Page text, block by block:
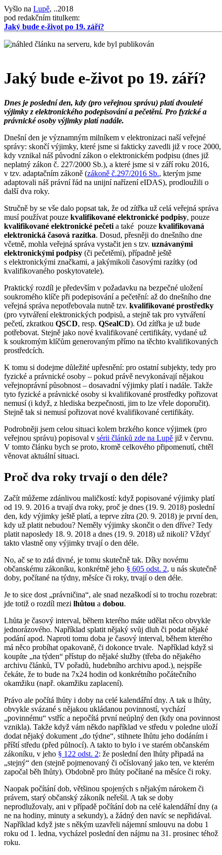
Vyšlo na Lupě, ..2018
pod redakčním titulkem:
Jaký bude e-život po 19. září?
Jaký bude e-život po 19. září?
Dnes je poslední den, kdy (pro veřejnou správu) platí dvouleté
výjimky z elektronického podepisování a pečetění. Pro fyzické a
právnické osoby výjimky platí nadále.
Dnešní den je významným milníkem v elektronizaci naší veřejné
správy: skončí výjimky, které jsme si fakticky zavedli již v roce 2000,
kdy vznikal náš původní zákon o elektronickém podpisu (dnes již
neplatný zákon č. 227/2000 Sb.), a které jsme si v září roku 2016,
v tzv. adaptačním zákoně (zákoně č.297/2016 Sb., kterým jsme
adaptovali náš právní řád na unijní nařízení eIDAS), prodloužili o
další dva roky.
Stručně by se vše dalo popsat tak, že od zítřka už celá veřejná správa
musí používat pouze kvalifikované elektronické podpisy, pouze
kvalifikované elektronické pečeti a také pouze kvalifikovaná
elektronická časová razítka. Dosud, přesněji do dnešního dne
včetně, mohla veřejná správa vystačit jen s tzv. uznávanými
elektronickými podpisy (či pečetěmi), případně ještě
s elektronickými značkami, a jakýmikoli časovými razítky (od
kvalifikovaného poskytovatele).
Praktický rozdíl je především v požadavku na bezpečné uložení
soukromého klíče při podepisování a pečetění: až do dnešního dne
veřejná správa nepotřebovala nutně tzv. kvalifikované prostředky
(pro vytváření elektronických podpisů, a stejně tak pro vytváření
pečetí, zkratkou QSCD, resp. QSealCD). Od zítřka je už bude
potřebovat. Stejně jako nové kvalifikované certifikáty, vydané už
k soukromým klíčům generovaným přímo na těchto kvalifikovaných
prostředcích.
K tomu si dodejme důležité upřesnění: pro ostatní subjekty, tedy pro
fyzické a právnické osoby – pokud právě nevykonávají nějakou
veřejnoprávní působnost – dosavadní výjimky platí i nadále. Takže
tyto fyzické a právnické osoby si kvalifikované prostředky pořizovat
nemusí (i když, z hlediska bezpečnosti, jim to lze vřele doporučit).
Stejně tak si nemusí pořizovat nové kvalifikované certifikáty.
Podrobněji jsem celou situaci kolem brzkého konce výjimek (pro
veřejnou správu) popisoval v sérii článků zde na Lupě již v červnu.
V tomto článku bych se proto, kromě celkového připomenutí, chtěl
věnovat aktuální situaci.
Proč dva roky trvají o den déle?
Začít můžeme zdánlivou maličkostí: když popisované výjimky platí
od 19. 9. 2016 a trvají dva roky, proč je dnes (19. 9. 2018) poslední
den, kdy výjimky ještě platí, a teprve zítra (20. 9. 2018) je první den,
kdy už platit nebudou? Neměly výjimky skončit o den dříve? Tedy
platit naposledy 18. 9. 2018 a dnes (19. 9. 2018) už nikoli? Vždyť
takto vlastně ony výjimky trvají o den déle.
No, ač se to zdá divné, je tomu skutečně tak. Díky novému
občanskému zákoníku, konkrétně jeho § 605 odst. 2, u nás skutečně
doby, počítané na týdny, měsíce či roky, trvají o den déle.
Je to sice dost „právničina“, ale snad nezaškodí si to trochu rozebrat:
jde totiž o rozdíl mezi lhůtou a dobou.
Lhůta je časový interval, během kterého máte udělat něco obvykle
jednorázového. Například splatit nějaký svůj dluh či podat nějaké
podání apod. Naproti tomu doba je časový interval, během kterého
má něco probíhat opakovaně, či dokonce trvale. Například když si
koupíte „na týden“ přístup do nějaké služby (třeba do nějakého
archivu článků, TV pořadů, hudebního archivu apod.), nejspíše
čekáte, že to bude na 7x24 hodin od konkrétního počátečního
okamžiku (např. okamžiku zaplacení).
Právo ale počítá lhůty i doby na celé kalendářní dny. A tak u lhůty,
obvykle svázané s nějakou ukládanou povinností, vychází
„povinnému“ vstříc a nepočítá první neúplný den (kdy ona povinnost
vznikla). Takže když vám někdo například ve středu v poledne uloží
dodat nějaký dokument „do týdne“, stihnete lhůtu jeho dodáním i
příští středu (před půlnocí). A takto to bylo i ve starém občanském
zákoníku, v jeho § 122 odst. 2: že poslední den lhůty připadá na
„stejný“ den (stejně pojmenovaný či očíslovaný jako ten, ve kterém
započal běh lhůty). Obdobně pro lhůty počítané na měsíce či roky.
Naopak počítání dob, většinou spojených s nějakým nárokem či
právem, starý občanský zákoník neřešil. A tak se doby
neprodlužovaly, ani v případě počítání dob na celé kalendářní dny (a
ne na hodiny, minuty a sekundy), a žádný den navíc se nepřidával.
Například když jste s někým uzavřeli nájemní smlouvu na dobu 1
roku od 1. ledna, vycházel poslední den nájmu na 31. prosinec téhož
roku.